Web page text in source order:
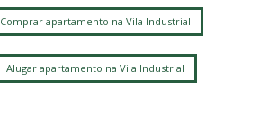
Comprar apartamento na Vila Industrial
Alugar apartamento na Vila Industrial